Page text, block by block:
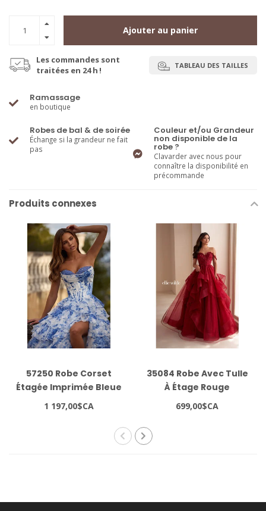
Ajouter au panier
Les commandes sont
traitées en 24 h !
TABLEAU DES TAILLES
Ramassage
en boutique
Robes de bal & de soirée
Échange si la grandeur ne fait
pas
Couleur et/ou Grandeur
non disponible de la
robe ?
Clavarder avec nous pour
connaître la disponibilité en
précommande
Produits connexes
57250 Robe Corset
Étagée Imprimée Bleue
1 197,00$CA
35084 Robe Avec Tulle
À Étage Rouge
699,00$CA